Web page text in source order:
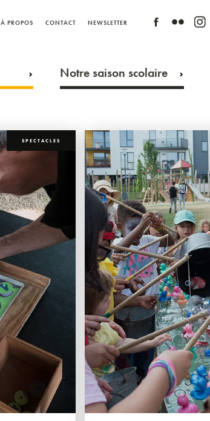
À PROPOS CONTACT NEWSLETTER
Notre saison scolaire
SPECTACLES